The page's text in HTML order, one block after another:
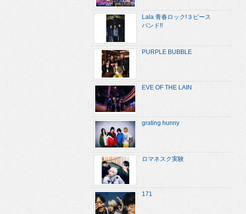
Lala 青春ロック!３ピース
バンド!!
PURPLE BUBBLE
EVE OF THE LAIN
grating hunny
ロマネスク実験
171